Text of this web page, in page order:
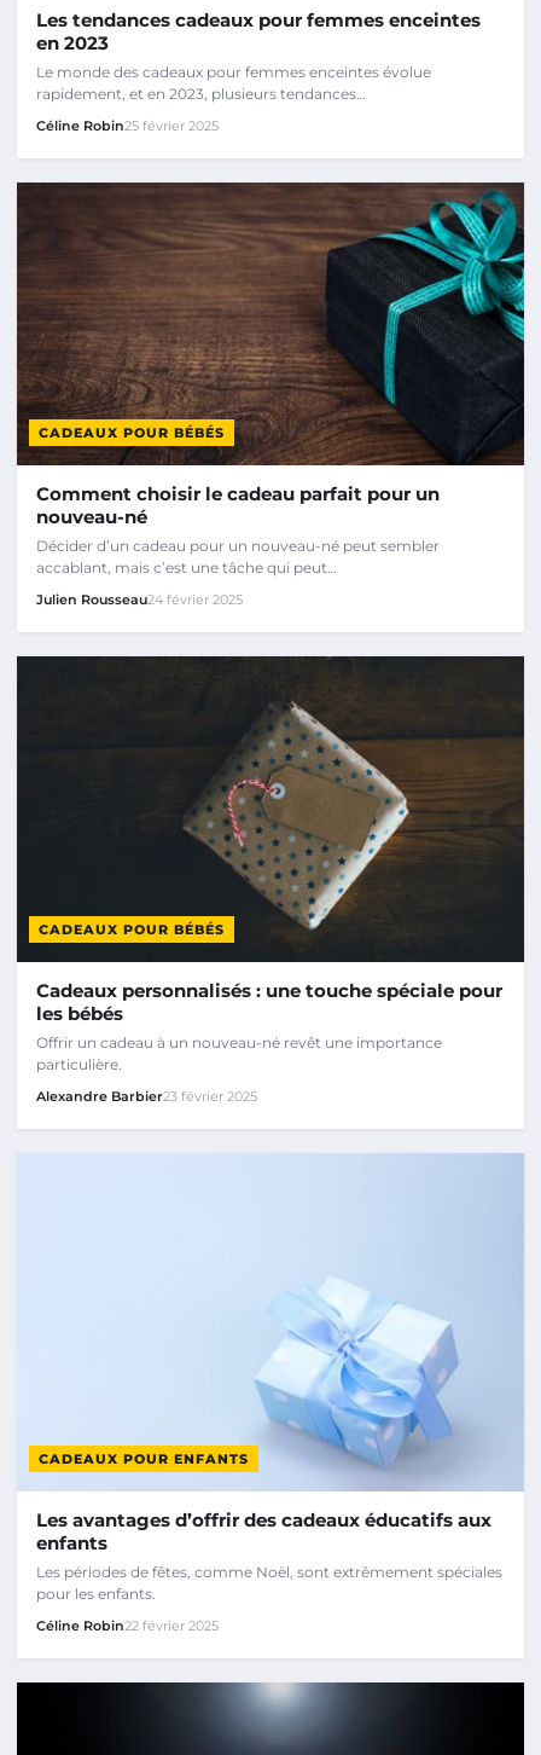
Les tendances cadeaux pour femmes enceintes
en 2023
Le monde des cadeaux pour femmes enceintes évolue
rapidement, et en 2023, plusieurs tendances…
Céline Robin25 février 2025
CADEAUX POUR BÉBÉS
Comment choisir le cadeau parfait pour un
nouveau-né
Décider d’un cadeau pour un nouveau-né peut sembler
accablant, mais c’est une tâche qui peut…
Julien Rousseau24 février 2025
CADEAUX POUR BÉBÉS
Cadeaux personnalisés : une touche spéciale pour
les bébés
Offrir un cadeau à un nouveau-né revêt une importance
particulière.
Alexandre Barbier23 février 2025
CADEAUX POUR ENFANTS
Les avantages d’offrir des cadeaux éducatifs aux
enfants
Les périodes de fêtes, comme Noël, sont extrêmement spéciales
pour les enfants.
Céline Robin22 février 2025